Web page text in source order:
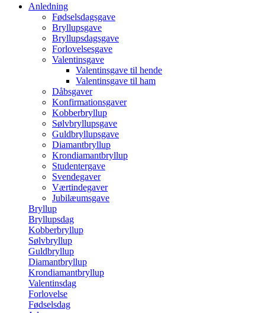
Anledning
Fødselsdagsgave
Bryllupsgave
Bryllupsdagsgave
Forlovelsesgave
Valentinsgave
Valentinsgave til hende
Valentinsgave til ham
Dåbsgaver
Konfirmationsgaver
Kobberbryllup
Sølvbryllupsgave
Guldbryllupsgave
Diamantbryllup
Krondiamantbryllup
Studentergave
Svendegaver
Værtindegaver
Jubilæumsgave
Bryllup
Bryllupsdag
Kobberbryllup
Sølvbryllup
Guldbryllup
Diamantbryllup
Krondiamantbryllup
Valentinsdag
Forlovelse
Fødselsdag